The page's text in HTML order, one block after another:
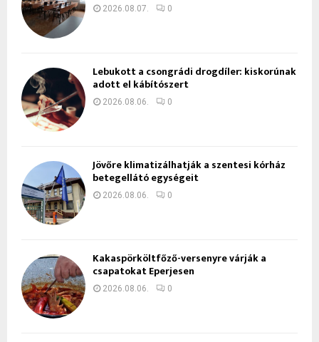
2026.08.07. 0
Lebukott a csongrádi drogdíler: kiskorúnak
adott el kábítószert
2026.08.06. 0
Jövőre klimatizálhatják a szentesi kórház
betegellátó egységeit
2026.08.06. 0
Kakaspörköltfőző-versenyre várják a
csapatokat Eperjesen
2026.08.06. 0